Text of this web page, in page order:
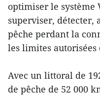
optimiser le système
superviser, détecter,
pêche perdant la
les limites autorisées
Avec un littoral de
de pêche de 52 000